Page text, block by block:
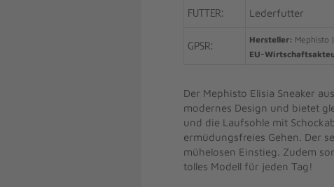
FUTTER: Lederfutter
GPSR: Hersteller: Mephisto
EU-
Der Mephisto Elisia Sneaker
modernes Design und bietet
und die Laufsohle mit
ermüdungsfreies Gehen. Der
mühelosen Einstieg. Zudem
tolles Modell für jeden Tag!